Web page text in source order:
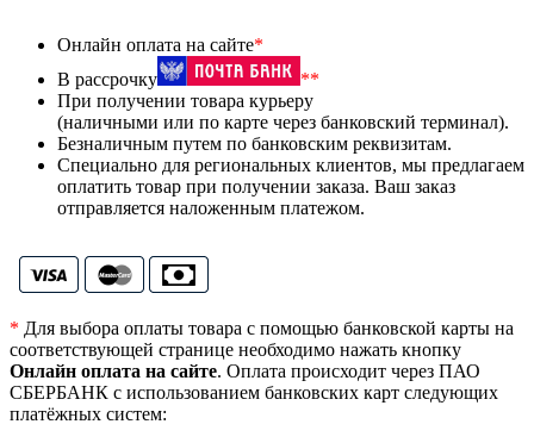
Онлайн оплата на сайте*
В рассрочку
**
При получении товара курьеру
(наличными или по карте через банковский терминал).
Безналичным путем по банковским реквизитам.
Специально для региональных клиентов, мы предлагаем
оплатить товар при получении заказа. Ваш заказ
отправляется наложенным платежом.
* Для выбора оплаты товара с помощью банковской карты на
соответствующей странице необходимо нажать кнопку
Онлайн оплата на сайте. Оплата происходит через ПАО
СБЕРБАНК с использованием банковских карт следующих
платёжных систем: